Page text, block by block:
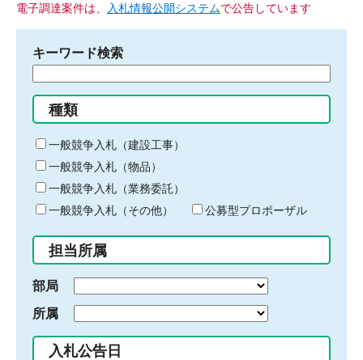
電子調達案件は、 入札情報公開システムで公告しています
キーワード検索
る
キ
ー
ワ
ー
ド
入
力
種類
一般競争入札（建設工事）
一般競争入札（物品）
一般競争入札（業務委託）
一般競争入札（その他）
公募型プロポーザル
担当所属
部局
所属
入札公告日